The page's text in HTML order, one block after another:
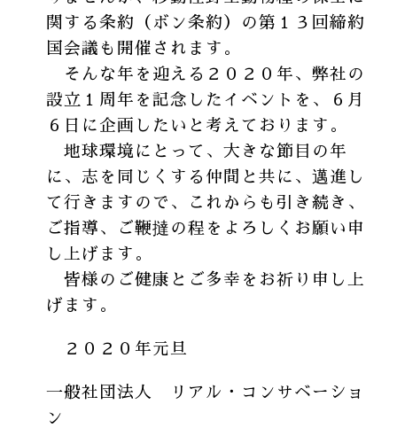
関する条約（ボン条約）の第１３回締約
国会議も開催されます。
そんな年を迎える２０２０年、弊社の
設立１周年を記念したイベントを、
６月
６日に 企画したいと考えております。
地球環境にとって、大きな節目の年
に、 志を同じくする仲間と共に、邁進し
て行きますので、これからも引き続き、
ご指導、ご鞭撻の程をよろしくお願い申
し上げます。
皆様のご健康とご多幸をお祈り申し上
げます。
２０２０年元旦
一般社団法人 リアル・コンサベーショ
ン